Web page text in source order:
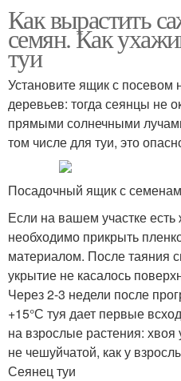
Как вырастить
семян. Как
туи
Установите ящик с посевом
деревьев: тогда сеянцы не
прямыми солнечными
том числе для туи, это
Посадочный ящик с
Если на вашем участке
необходимо прикрыть
материалом. После таяния
укрытие не касалось
Через 2-3 недели после
+15°С туя дает первые
на взрослые растения:
не чешуйчатой, как у
Сеянец туи